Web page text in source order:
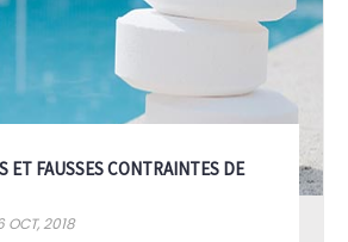
ET FAUSSES CONTRAINTES DE
OCT, 2018